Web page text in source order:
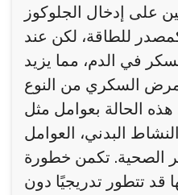
على إدخال الجلوكوز
للطاقة، لكن عند
في الدم، مما يزيد
السكري من النوع
هذه الحالة بعوامل مثل
البدني، العوامل
الصحية. تكمن خطورة
قد تتطور تدريجيًا دون